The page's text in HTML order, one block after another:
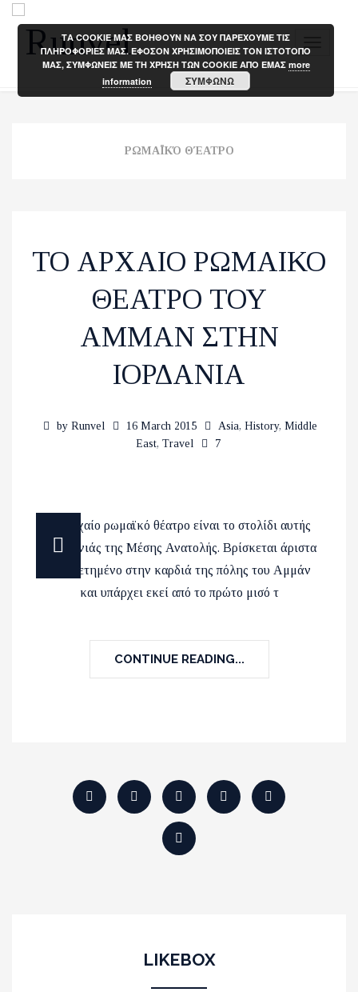
g
a
ΡΩΜΑΪΚΌ ΘΈΑΤΡΟ
ΤΟ ΑΡΧΑΙΟ ΡΩΜΑΙΚΟ
ΘΕΑΤΡΟ ΤΟΥ
ΑΜΜΑΝ ΣΤΗΝ
ΙΟΡΔΑΝΙΑ
by Runvel 16 March 2015 Asia, History, Middle
East, Travel 7
Το αρχαίο ρωμαϊκό θέατρο είναι το στολίδι αυτής
της γωνιάς της Μέσης Ανατολής. Βρίσκεται άριστα
τοποθετημένο στην καρδιά της πόλης του Αμμάν
και υπάρχει εκεί από το πρώτο μισό τ
CONTINUE READING...
LIKEBOX
ΤΑ COOKIE ΜΑΣ ΒΟΗΘΟΥΝ ΝΑ ΣΟΥ ΠΑΡΕΧΟΥΜΕ ΤΙΣ
ΠΛΗΡΟΦΟΡΙΕΣ ΜΑΣ. ΕΦΟΣΟΝ ΧΡΗΣΙΜΟΠΟΙΕΙΣ ΤΟΝ ΙΣΤΟΤΟΠΟ
ΜΑΣ, ΣΥΜΦΩΝΕΙΣ ΜΕ ΤΗ ΧΡΗΣΗ ΤΩΝ COOKIE ΑΠΟ ΕΜΑΣ more
information
ΣΥΜΦΩΝΩ